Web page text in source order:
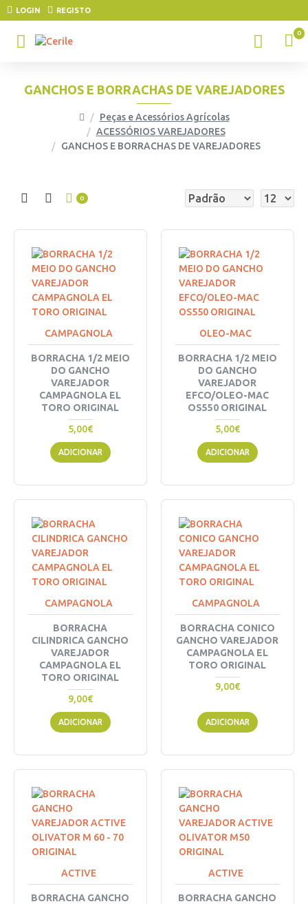
LOGIN REGISTO
0
Peças e Acessórios Agrícolas
ACESSÓRIOS VAREJADORES
GANCHOS E BORRACHAS DE VAREJADORES
GANCHOS E BORRACHAS DE VAREJADORES
0
CAMPAGNOLA
BORRACHA 1/2 MEIO
DO GANCHO
VAREJADOR
CAMPAGNOLA EL
TORO ORIGINAL
5,00€
ADICIONAR
OLEO-MAC
BORRACHA 1/2 MEIO
DO GANCHO
VAREJADOR
EFCO/OLEO-MAC
OS550 ORIGINAL
5,00€
ADICIONAR
CAMPAGNOLA
BORRACHA
CILINDRICA GANCHO
VAREJADOR
CAMPAGNOLA EL
TORO ORIGINAL
9,00€
ADICIONAR
CAMPAGNOLA
BORRACHA CONICO
GANCHO VAREJADOR
CAMPAGNOLA EL
TORO ORIGINAL
9,00€
ADICIONAR
ACTIVE
BORRACHA GANCHO
ACTIVE
BORRACHA GANCHO